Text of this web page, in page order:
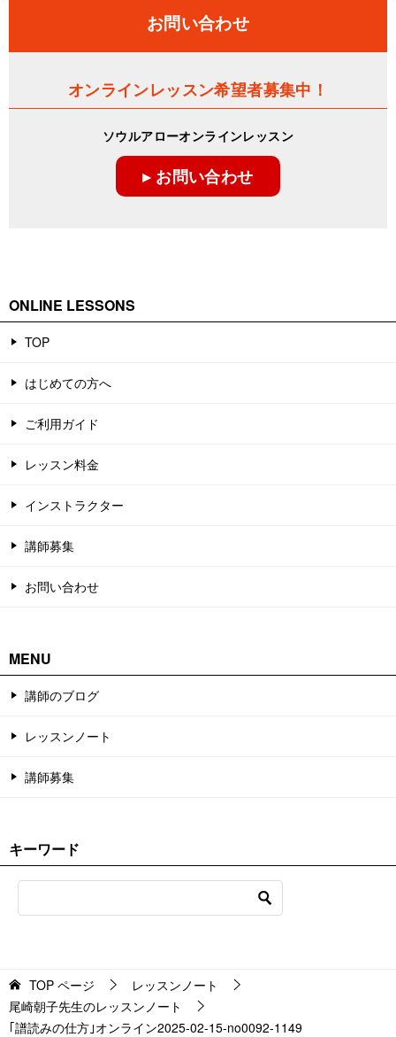
お問い合わせ
オンラインレッスン希望者募集中！
ソウルアローオンラインレッスン
▸ お問い合わせ
ONLINE LESSONS
TOP
はじめての方へ
ご利用ガイド
レッスン料金
インストラクター
講師募集
お問い合わせ
MENU
講師のブログ
レッスンノート
講師募集
キーワード
TOP ページ
レッスンノート
尾崎朝子先生のレッスンノート
｢譜読みの仕方｣オンライン2025-02-15-no0092-1149